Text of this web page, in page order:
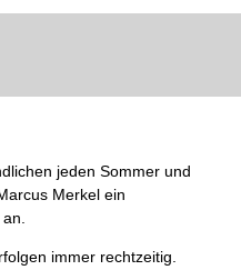
jeden Sommer und
Merkel ein
immer rechtzeitig.